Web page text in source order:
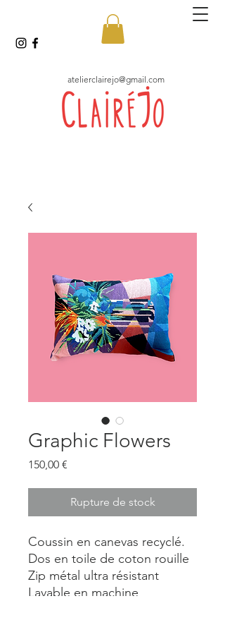
atelierclairejo@gmail.com
Graphic Flowers
150,00 €
Rupture de stock
Coussin en canevas recyclé.
Dos en toile de coton rouille
Zip métal ultra résistant
Lavable en machine